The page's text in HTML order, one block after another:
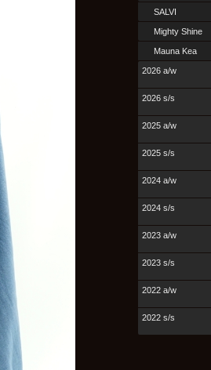
SALVI
Mighty Shine
Mauna Kea
2026 a/w
2026 s/s
2025 a/w
2025 s/s
2024 a/w
2024 s/s
2023 a/w
2023 s/s
2022 a/w
2022 s/s